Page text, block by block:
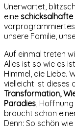
Unerwartet,
eine
vorprogrammiertes
unsere Familie,
Auf einmal treten
Alles ist so wie es
Himmel, die Liebe.
vielleicht ist dieses
Transformation,
Paradies,
braucht schon
Denn: So schön